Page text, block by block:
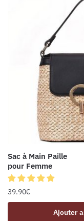
Sac à Main Paille
pour Femme
39.90€
Ajouter